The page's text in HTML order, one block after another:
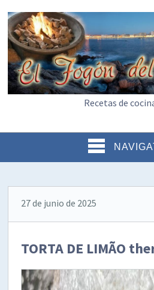
Recetas de
27 de junio de 2025
TORTA DE LIMÃO